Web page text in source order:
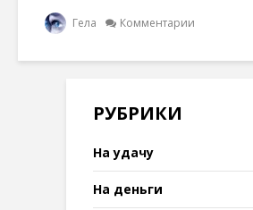
Гела Комментарии
РУБРИКИ
На удачу
На деньги